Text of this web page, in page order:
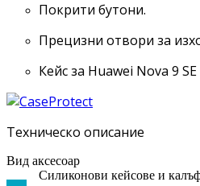
Покрити бутони.
Прецизни отвори за
Кейс за Huawei Nova 9 SE
Техническо описание
Вид аксесоар
Силиконови кейсове и